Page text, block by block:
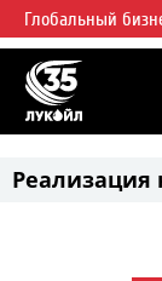
ЛУКОЙЛ
ЛУКОЙЛ — одна из
нефтегазовых
мировой добычи
Глобальный
Реализация